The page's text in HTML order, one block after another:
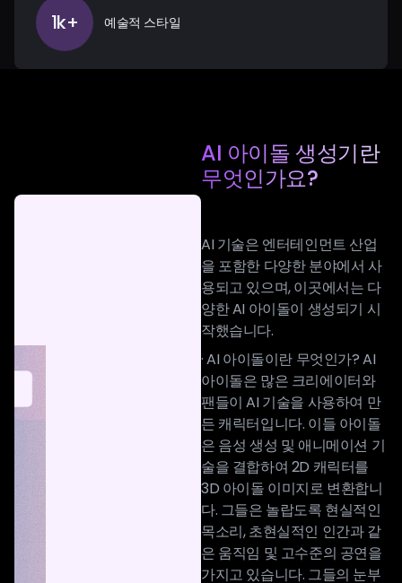
1k+ 예술적 스타일
AI 아이돌 생성기란
무엇인가요?
AI 기술은 엔터테인먼트 산업
을 포함한 다양한 분야에서 사
용되고 있으며, 이곳에서는 다
양한 AI 아이돌이 생성되기 시
작했습니다.
· AI 아이돌이란 무엇인가? AI
아이돌은 많은 크리에이터와
팬들이 AI 기술을 사용하여 만
든 캐릭터입니다. 이들 아이돌
은 음성 생성 및 애니메이션 기
술을 결합하여 2D 캐릭터를
3D 아이돌 이미지로 변환합니
다. 그들은 놀랍도록 현실적인
목소리, 초현실적인 인간과 같
은 움직임 및 고수준의 공연을
가지고 있습니다. 그들의 눈부